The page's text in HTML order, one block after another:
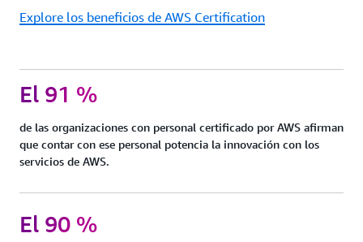
Explore los beneficios de AWS Certification
El 91 %
de las organizaciones con personal certificado por AWS afirman
que contar con ese personal potencia la innovación con los
servicios de AWS.
El 90 %